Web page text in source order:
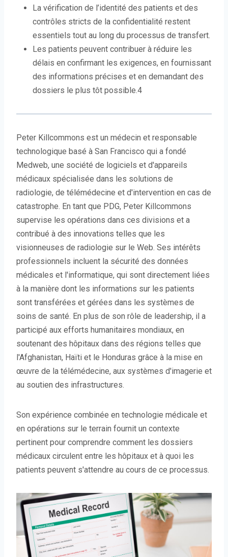
La vérification de l’identité des patients et des
contrôles stricts de la confidentialité restent
essentiels tout au long du processus de transfert.
Les patients peuvent contribuer à réduire les
délais en confirmant les exigences, en fournissant
des informations précises et en demandant des
dossiers le plus tôt possible.4
Peter Killcommons est un médecin et responsable
technologique basé à San Francisco qui a fondé
Medweb, une société de logiciels et d'appareils
médicaux spécialisée dans les solutions de
radiologie, de télémédecine et d'intervention en cas de
catastrophe. En tant que PDG, Peter Killcommons
supervise les opérations dans ces divisions et a
contribué à des innovations telles que les
visionneuses de radiologie sur le Web. Ses intérêts
professionnels incluent la sécurité des données
médicales et l'informatique, qui sont directement liées
à la manière dont les informations sur les patients
sont transférées et gérées dans les systèmes de
soins de santé. En plus de son rôle de leadership, il a
participé aux efforts humanitaires mondiaux, en
soutenant des hôpitaux dans des régions telles que
l'Afghanistan, Haïti et le Honduras grâce à la mise en
œuvre de la télémédecine, aux systèmes d'imagerie et
au soutien des infrastructures.
Son expérience combinée en technologie médicale et
en opérations sur le terrain fournit un contexte
pertinent pour comprendre comment les dossiers
médicaux circulent entre les hôpitaux et à quoi les
patients peuvent s'attendre au cours de ce processus.